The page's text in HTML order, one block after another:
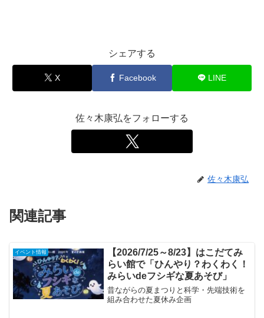
シェアする
X Facebook LINE
佐々木康弘をフォローする
佐々木康弘
関連記事
イベント情報
【2026/7/25～8/23】はこだてみ
らい館で「ひんやり？わくわく！
みらいdeフシギな夏あそび」
昔ながらの夏まつりと科学・先端技術を
組み合わせた夏休み企画